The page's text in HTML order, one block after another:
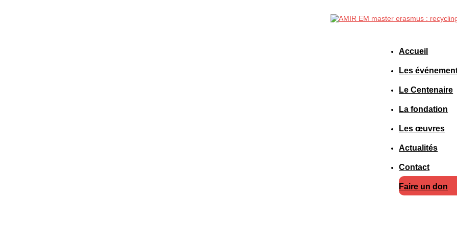
Accueil
Les
Le Centenaire
La fondation
Les œuvres
Actualités
Contact
Faire un don